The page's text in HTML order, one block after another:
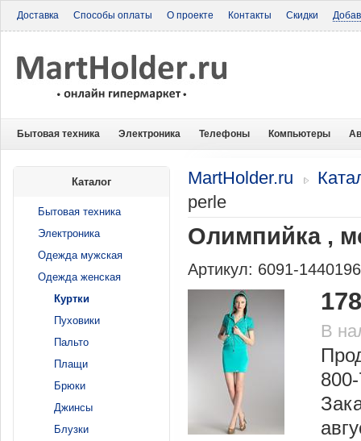
Доставка Способы оплаты О проекте Контакты Скидки
Бытовая техника Электроника Телефоны Компьютеры
MartHolder.ru
perle
Олимпийка ,
Артикул: 6091-
В
Каталог
Бытовая техника
Электроника
Одежда мужская
Одежда женская
Куртки
Пуховики
Пальто
Плащи
Брюки
Джинсы
Блузки